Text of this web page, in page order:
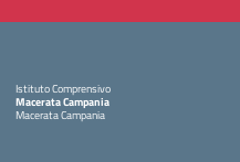
Istituto Comprensivo
Macerata Campania
Macerata Campania
— Visita la pagina iniziale della scuola